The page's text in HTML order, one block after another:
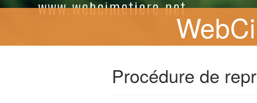
Procédure de